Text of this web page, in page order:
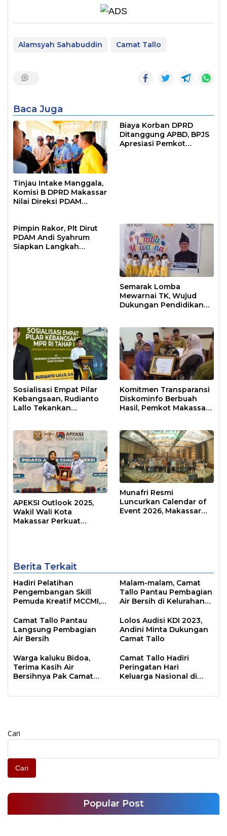
Alamsyah Sahabuddin Camat Tallo
Baca Juga
Tinjau Intake Manggala,
Komisi B DPRD Makassar
Nilai Direksi PDAM
Biaya Korban DPRD
Ditanggung APBD, BPJS
Apresiasi Pemkot
Pimpin Rakor, Plt Dirut
PDAM Andi Syahrum
Siapkan Langkah
Semarak Lomba
Mewarnai TK, Wujud
Dukungan Pendidikan
Sosialisasi Empat Pilar
Kebangsaan, Rudianto
Lallo Tekankan
Komitmen Transparansi
Diskominfo Berbuah
Hasil, Pemkot Makassar
APEKSI Outlook 2025,
Wakil Wali Kota
Makassar Perkuat
Munafri Resmi
Luncurkan Calendar of
Event 2026, Makassar
Berita Terkait
Hadiri Pelatihan
Pengembangan Skill
Pemuda Kreatif MCCMI,
Alamsyah
Malam-malam, Camat
Tallo Pantau Pembagian
Air Bersih di Kelurahan
Camat Tallo Pantau
Langsung Pembagian
Air Bersih
Lolos Audisi KDI 2023,
Andini Minta Dukungan
Camat Tallo
Warga kaluku Bidoa,
Terima Kasih Air
Bersihnya Pak Camat
Camat Tallo Hadiri
Peringatan Hari
Keluarga Nasional di
Cari
Cari
Popular Post